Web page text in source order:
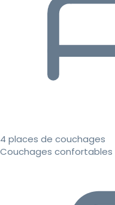
4 places de couchages
Couchages confortables